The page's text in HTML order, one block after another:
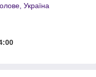
Україна